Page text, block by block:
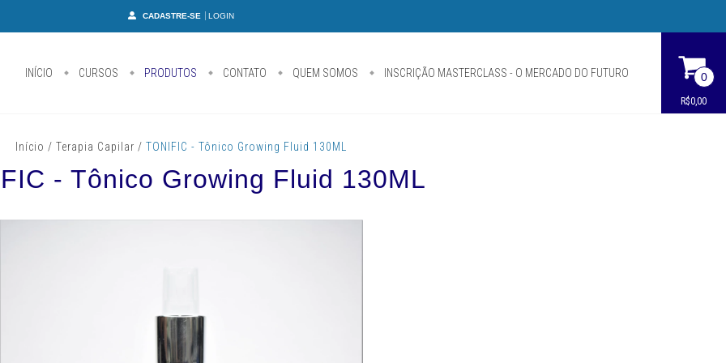
CADASTRE-SE LOGIN
INÍCIO CURSOS PRODUTOS CONTATO QUEM SOMOS INSCRIÇÃO MASTERCLASS - O MERCADO DO FUTURO 0
R$0,00
Início / Terapia Capilar / TONIFIC - Tônico Growing Fluid 130ML
- Tônico Growing Fluid 130ML